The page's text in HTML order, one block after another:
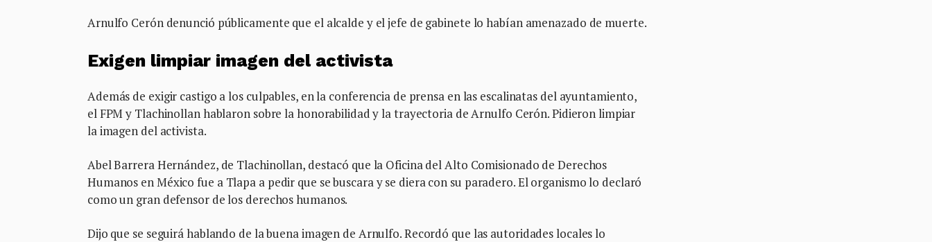
Arnulfo Cerón denunció públicamente que el alcalde y el jefe de gabinete lo habían amenazado de muerte.
Exigen limpiar imagen del activista
Además de exigir castigo a los culpables, en la conferencia de prensa en las escalinatas del ayuntamiento,
el FPM y Tlachinollan hablaron sobre la honorabilidad y la trayectoria de Arnulfo Cerón. Pidieron limpiar
la imagen del activista.
Abel Barrera Hernández, de Tlachinollan, destacó que la Oficina del Alto Comisionado de Derechos
Humanos en México fue a Tlapa a pedir que se buscara y se diera con su paradero. El organismo lo declaró
como un gran defensor de los derechos humanos.
Dijo que se seguirá hablando de la buena imagen de Arnulfo. Recordó que las autoridades locales lo